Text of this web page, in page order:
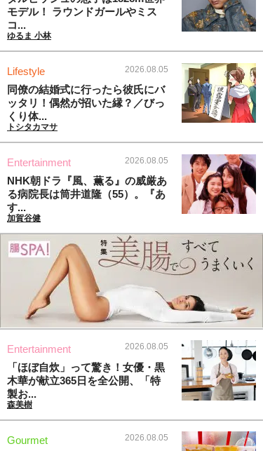
モデル！ ラウンドガールやミス
コ...
ゆるま 小林
Lifestyle 2026.08.05
同僚の結婚式に行ったら彼氏にバ
ッタリ！偶然が招いた縁？／びっ
くり体...
トシタカマサ
Entertainment 2026.08.05
NHK朝ドラ『風、薫る』の威厳あ
る病院長は筒井道隆（55）。『あ
す...
加賀谷健
Entertainment 2026.08.05
「ほぼ自炊」って驚き！女優・黒
木華が献立365日を全公開、「特
製お...
森美樹
Gourmet 2026.08.05